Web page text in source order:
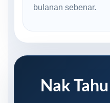
bulanan sebenar.
Nak